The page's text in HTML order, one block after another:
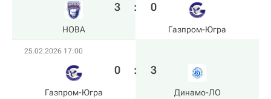
HOBA
3 : 0
Газпром-Югра
25.02.2026 17:00
Газпром-Югра
0 : 3
Динамо-ЛО